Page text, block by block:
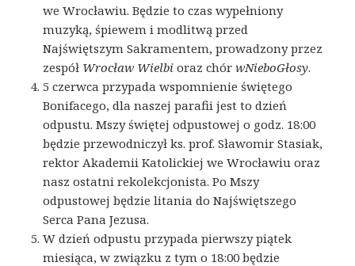
we Wrocławiu. Będzie to czas wypełniony
muzyką, śpiewem i modlitwą przed
Najświętszym Sakramentem, prowadzony przez
zespół Wrocław Wielbi oraz chórwNieboGłosy.
5 czerwca przypada wspomnienie świętego
Bonifacego, dla naszej parafii jest to dzień
odpustu. Mszy świętej odpustowej o godz. 18:00
będzie przewodniczył ks. prof. Sławomir Stasiak,
rektor Akademii Katolickiej we Wrocławiu oraz
nasz ostatni rekolekcjonista. Po Mszy
odpustowej będzie litania do Najświętszego
Serca Pana Jezusa.
W dzień odpustu przypada pierwszy piątek
miesiąca, w związku z tym o 18:00 będzie